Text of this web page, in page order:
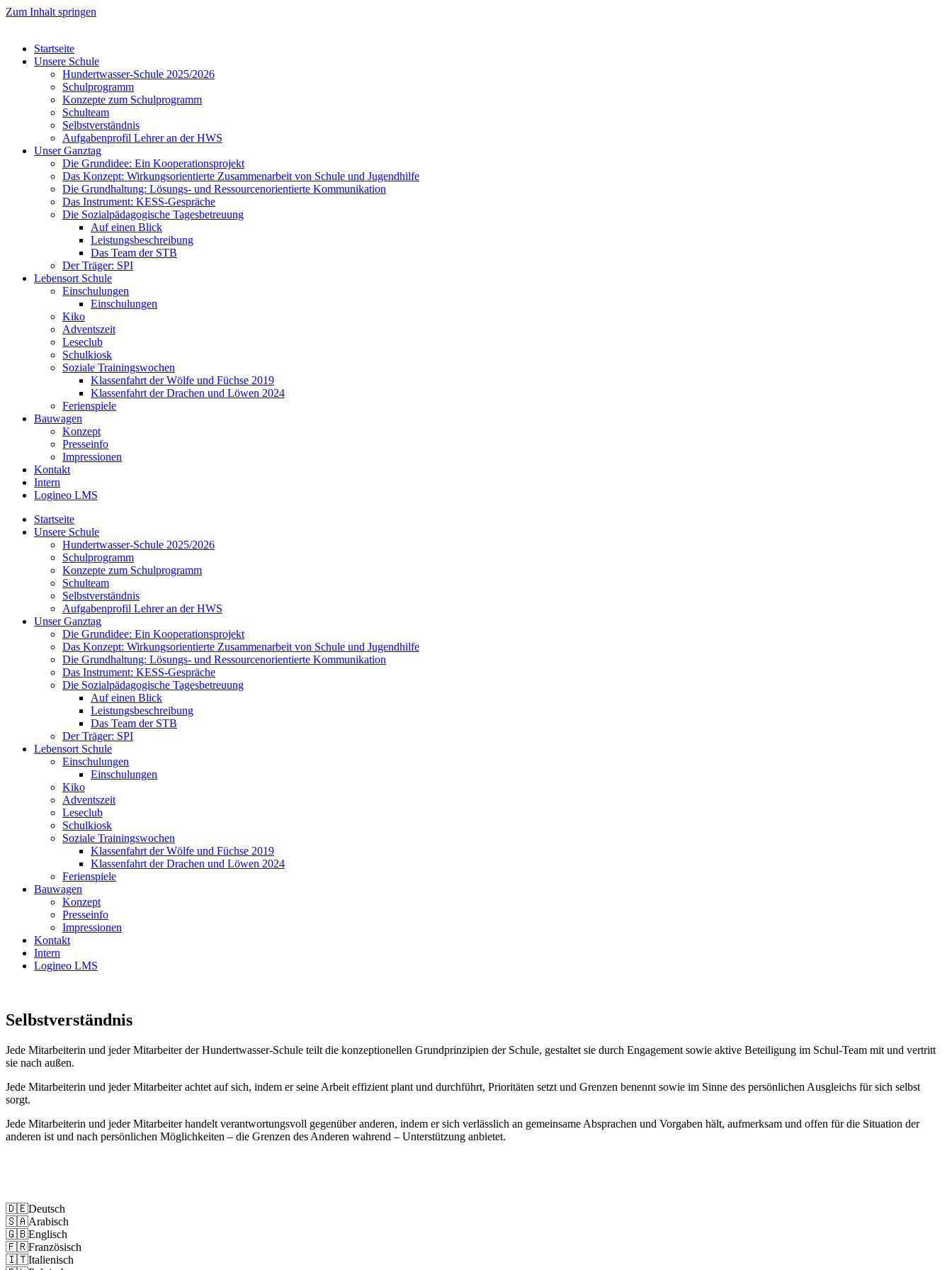
Zum Inhalt springen
Startseite
Unsere Schule
Hundertwasser-Schule 2025/2026
Schulprogramm
Konzepte zum Schulprogramm
Schulteam
Selbst­ver­ständ­nis
Aufgabenprofil Lehrer an der HWS
Unser Ganztag
Die Grundidee: Ein Kooperationsprojekt
Das Konzept: Wirkungsorientierte Zusammenarbeit von Schule und Jugendhilfe
Die Grundhaltung: Lösungs- und Ressourcenorientierte Kommunikation
Das Instrument: KESS-Gespräche
Die Sozialpädagogische Tagesbetreuung
Auf einen Blick
Leistungsbeschreibung
Das Team der STB
Der Träger: SPI
Lebensort Schule
Einschulungen
Einschulungen
Kiko
Adventszeit
Leseclub
Schulkiosk
Soziale Trainingswochen
Klassenfahrt der Wölfe und Füchse 2019
Klassenfahrt der Drachen und Löwen 2024
Ferienspiele
Bauwagen
Konzept
Presseinfo
Impressionen
Kontakt
Intern
Logineo LMS
Startseite
Unsere Schule
Hundertwasser-Schule 2025/2026
Schulprogramm
Konzepte zum Schulprogramm
Schulteam
Selbst­ver­ständ­nis
Aufgabenprofil Lehrer an der HWS
Unser Ganztag
Die Grundidee: Ein Kooperationsprojekt
Das Konzept: Wirkungsorientierte Zusammenarbeit von Schule und Jugendhilfe
Die Grundhaltung: Lösungs- und Ressourcenorientierte Kommunikation
Das Instrument: KESS-Gespräche
Die Sozialpädagogische Tagesbetreuung
Auf einen Blick
Leistungsbeschreibung
Das Team der STB
Der Träger: SPI
Lebensort Schule
Einschulungen
Einschulungen
Kiko
Adventszeit
Leseclub
Schulkiosk
Soziale Trainingswochen
Klassenfahrt der Wölfe und Füchse 2019
Klassenfahrt der Drachen und Löwen 2024
Ferienspiele
Bauwagen
Konzept
Presseinfo
Impressionen
Kontakt
Intern
Logineo LMS
Selbst­ver­ständ­nis
Jede Mitarbeiterin und jeder Mitarbeiter der Hundertwasser-Schule teilt die konzeptionellen Grundprinzipien der Schule, gestaltet sie durch Engagement sowie aktive Beteiligung im Schul-Team mit und vertritt
sie nach außen.
Jede Mitarbeiterin und jeder Mitarbeiter achtet auf sich, indem er seine Arbeit effizient plant und durchführt, Prioritäten setzt und Grenzen benennt sowie im Sinne des persönlichen Ausgleichs für sich selbst
sorgt.
Jede Mitarbeiterin und jeder Mitarbeiter handelt verantwortungsvoll gegenüber anderen, indem er sich verlässlich an gemeinsame Absprachen und Vorgaben hält, aufmerksam und offen für die Situation der
anderen ist und nach persönlichen Möglichkeiten – die Grenzen des Anderen wahrend – Unterstützung anbietet.
🇩🇪Deutsch
🇸🇦Arabisch
🇬🇧Englisch
🇫🇷Französisch
🇮🇹Italienisch